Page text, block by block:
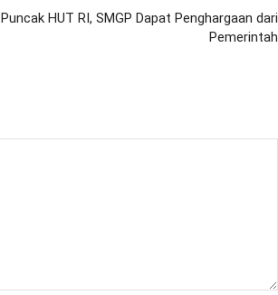
Puncak HUT RI, SMGP Dapat Penghargaan dari
Pemerintah